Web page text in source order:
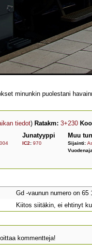
minunkin puolestani
tiedot) Ratakm: 3+230
Junatyyppi
IC2: 970
Muu
Sijainti:
Gd -vaunun numero on 65
Kiitos siitäkin, ei ehtinyt
kommentteja!